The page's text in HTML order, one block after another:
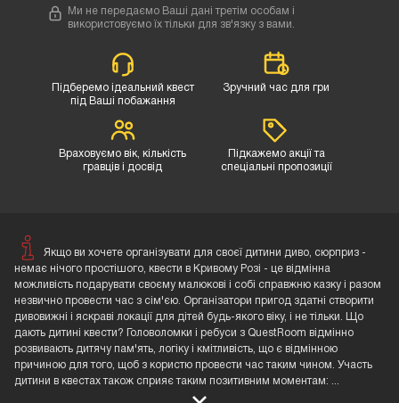
Ми не передаємо Ваші дані третім особам і
використовуємо їх тільки для зв'язку з вами.
Підберемо ідеальний квест
під Ваші побажання
Зручний час для гри
Враховуємо вік, кількість
гравців і досвід
Підкажемо акції та
спеціальні пропозиції
Якщо ви хочете організувати для своєї дитини диво, сюрприз -
немає нічого простішого, квести в Кривому Розі - це відмінна
можливість подарувати своєму малюкові і собі справжню казку і разом
незвично провести час з сім'єю. Організатори пригод здатні створити
дивовижні і яскраві локації для дітей будь-якого віку, і не тільки. Що
дають дитині квести? Головоломки і ребуси з QuestRoom відмінно
розвивають дитячу пам'ять, логіку і кмітливість, що є відмінною
причиною для того, щоб з користю провести час таким чином. Участь
дитини в квестах також сприяє таким позитивним моментам: